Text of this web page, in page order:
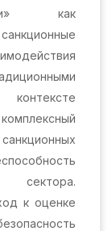
как
сектора.
к оценке